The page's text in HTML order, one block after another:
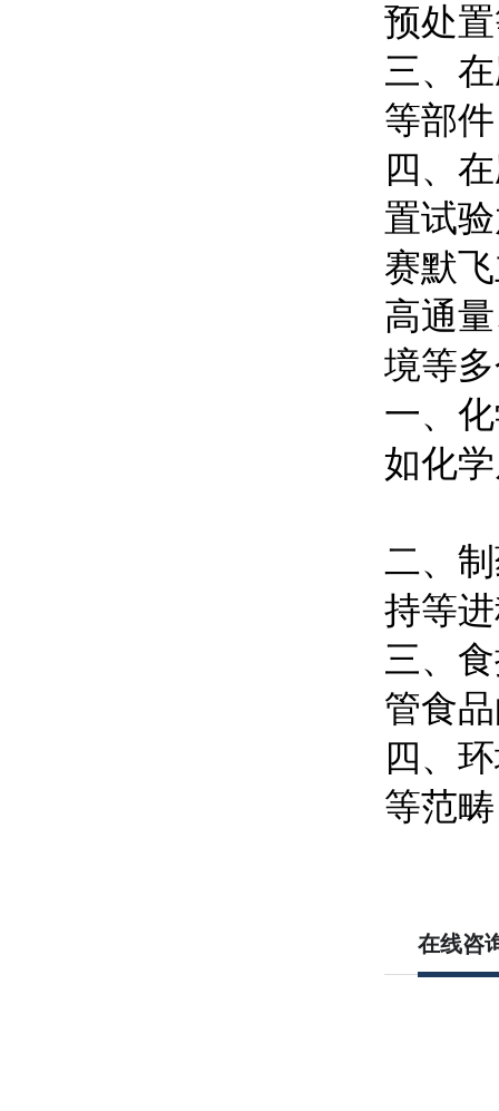
预处
三、
等部
四、
置试
赛默
高通
境等
一、
如化
二、
持等
三、
管食
四、
等范
在线咨